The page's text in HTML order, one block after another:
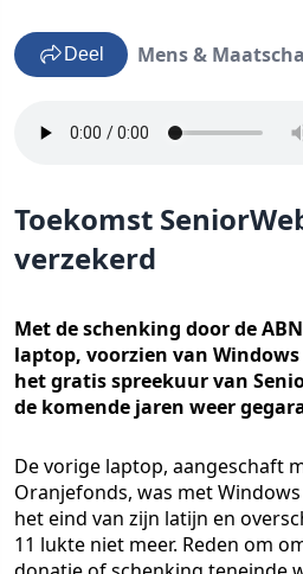
Deel Mens &
Toekomst
verzekerd
Met de schenking door de
laptop, voorzien van
het gratis spreekuur van
de komende jaren weer
De vorige laptop, aangeschaft
Oranjefonds, was met
het eind van zijn latijn en
11 lukte niet meer. Reden om